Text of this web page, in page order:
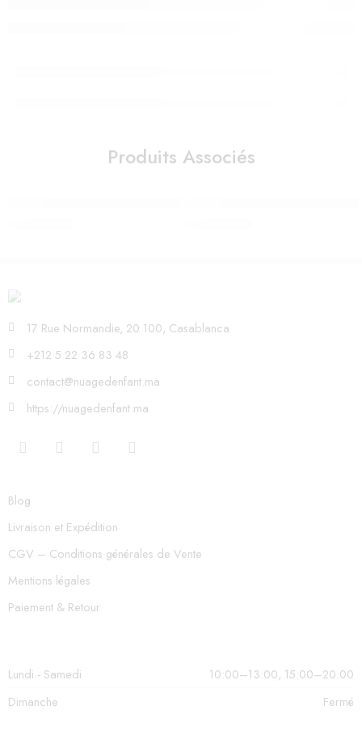
Produits Associés
17 Rue Normandie, 20 100, Casablanca
+212 5 22 36 83 48
contact@nuagedenfant.ma
https://nuagedenfant.ma
Blog
Livraison et Expédition
CGV – Conditions générales de Vente
Mentions légales
Paiement & Retour
Lundi - Samedi
10:00–13:00, 15:00–20:00
Dimanche
Fermé